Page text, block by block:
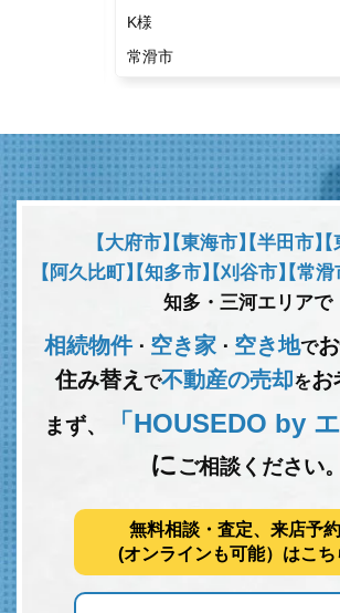
【大府市】【東海市】【半田市】
【
【阿久比町】【知多市】【刈谷市】【常滑
知多・三河エリアで
相続物件･ 空き家 ･ 空き地で
住み替え で不動産の売却をお
まず、
「HOUSEDO by
にご相談ください。
無料相談・査定、来店予約
(オンラインも可能）はこち